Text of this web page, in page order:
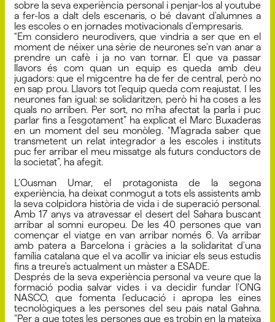
sobre la seva experiència personal i penjar-los al youtube
a fer-los a dalt dels escenaris, o bé davant d'alumnes a
les escoles o en jornades motivacionals d'empresaris.
“Em considero neurodivers, que vindria a ser que en el
moment de néixer una sèrie de neurones se'n van anar a
prendre un cafè i ja no van tornar. El que va passar
llavors és com quan un equip es queda amb deu
jugadors: que el migcentre ha de fer de central, però no
en sap prou. Llavors tot l'equip queda com reajustat. I les
neurones fan igual: se solidaritzen, però hi ha coses a les
quals no arriben. Per sort, no m'ha afectat la parla i puc
parlar fins a l'esgotament” ha explicat el Marc Buxaderas
en un moment del seu monòleg. “M’agrada saber que
transmetent un relat integrador a les escoles i instituts
puc fer arribar el meu missatge als futurs conductors de
la societat”, ha afegit.
L’Ousman Umar, el protagonista de la segona
experiència, ha deixat conmogut a tots els assistents amb
la seva colpidora història de vida i de superació personal.
Amb 17 anys va atravessar el desert del Sahara buscant
arribar al somni europeu. De les 40 persones que van
començar el viatge en van arribar només 6. Va arribar
amb patera a Barcelona i gràcies a la solidaritat d'una
família catalana que el va acollir va iniciar els seus estudis
fins a treure's actualment un màster a ESADE.
Després de la seva experiència personal va veure que la
formació podia salvar vides i va decidir fundar l’ONG
NASCO, que fomenta l’educació i apropa les eines
tecnològiques a les persones del seu pais natal Gahna.
"Per a que totes les persones que es trobin en la mateixa